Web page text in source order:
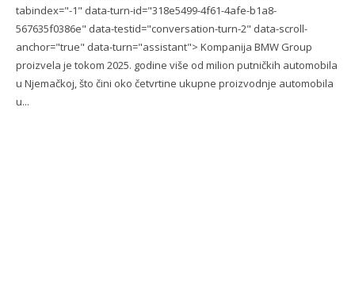
tabindex="-1" data-turn-id="318e5499-4f61-4afe-b1a8-
567635f0386e" data-testid="conversation-turn-2" data-scroll-
anchor="true" data-turn="assistant"> Kompanija BMW Group
proizvela je tokom 2025. godine više od milion putničkih automobila
u Njemačkoj, što čini oko četvrtine ukupne proizvodnje automobila
u...